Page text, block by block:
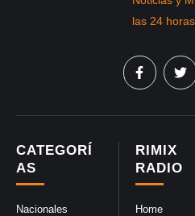
RIMIX
RADIO
Home
CATEGORÍ
AS
Nacionales